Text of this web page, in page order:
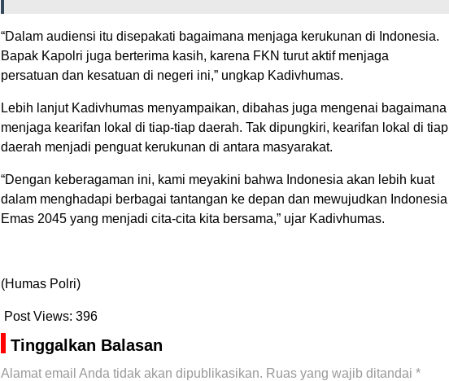
“Dalam audiensi itu disepakati bagaimana menjaga kerukunan di Indonesia.
Bapak Kapolri juga berterima kasih, karena FKN turut aktif menjaga
persatuan dan kesatuan di negeri ini,” ungkap Kadivhumas.
Lebih lanjut Kadivhumas menyampaikan, dibahas juga mengenai bagaimana
menjaga kearifan lokal di tiap-tiap daerah. Tak dipungkiri, kearifan lokal di tiap
daerah menjadi penguat kerukunan di antara masyarakat.
“Dengan keberagaman ini, kami meyakini bahwa Indonesia akan lebih kuat
dalam menghadapi berbagai tantangan ke depan dan mewujudkan Indonesia
Emas 2045 yang menjadi cita-cita kita bersama,” ujar Kadivhumas.
(Humas Polri)
Post Views: 396
Tinggalkan Balasan
Alamat email Anda tidak akan dipublikasikan. Ruas yang wajib ditandai *